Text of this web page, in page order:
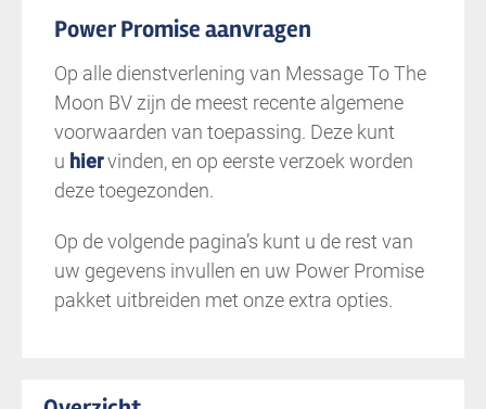
Power Promise aanvragen
Op alle dienstverlening van Message To The
Moon BV zijn de meest recente algemene
voorwaarden van toepassing. Deze kunt
u hiervinden, en op eerste verzoek worden
deze toegezonden.
Op de volgende pagina’s kunt u de rest van
uw gegevens invullen en uw Power Promise
pakket uitbreiden met onze extra opties.